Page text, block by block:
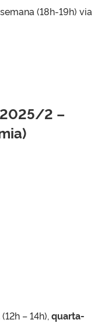
(18h-19h) via
2 –
(12h – 14h),quarta-